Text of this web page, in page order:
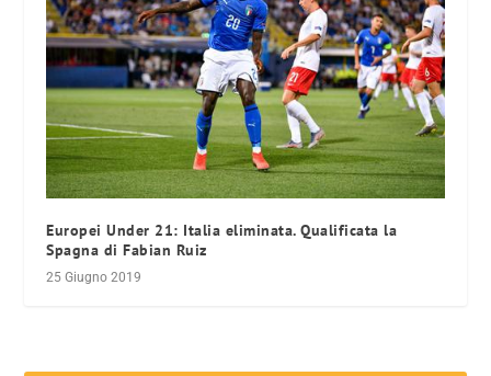
Europei Under 21: Italia eliminata. Qualificata la
Spagna di Fabian Ruiz
25 Giugno 2019